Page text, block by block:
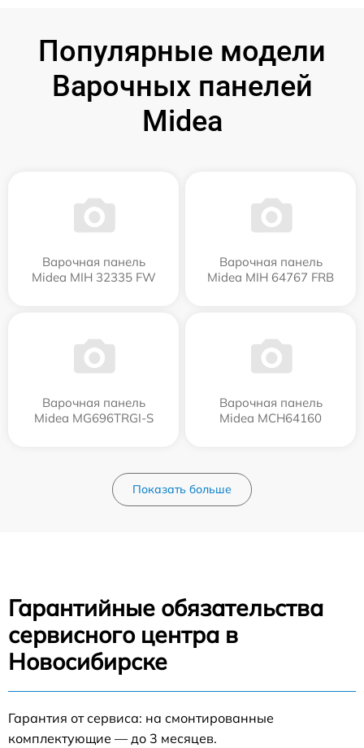
Популярные модели
Варочных панелей
Midea
Варочная панель
Midea MIH 32335 FW
Варочная панель
Midea MIH 64767 FRB
Варочная панель
Midea MG696TRGI-S
Варочная панель
Midea MCH64160
Показать больше
Гарантийные обязательства
сервисного центра в
Новосибирске
Гарантия от сервиса: на смонтированные
комплектующие — до 3 месяцев.